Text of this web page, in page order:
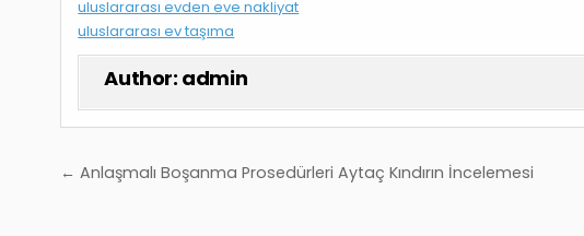
uluslararası evden eve nakliyat
uluslararası ev taşıma
Author: admin
Yazı
← Anlaşmalı Boşanma Prosedürleri Aytaç Kındırın İncelemesi